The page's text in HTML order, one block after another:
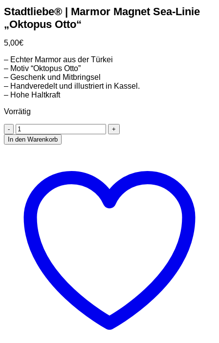
Stadtliebe® | Marmor Magnet Sea-Linie
„Oktopus Otto“
5,00€
– Echter Marmor aus der Türkei
– Motiv “Oktopus Otto”
– Geschenk und Mitbringsel
– Handveredelt und illustriert in Kassel.
– Hohe Haltkraft
Vorrätig
Stadtliebe®
|
Marmor
„Oktopus
Menge
In den Warenkorb